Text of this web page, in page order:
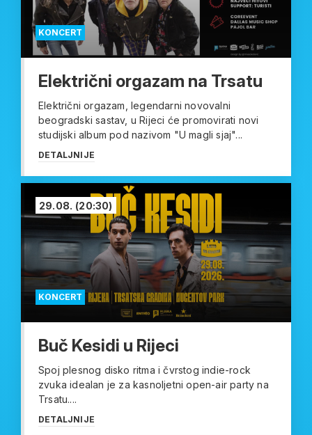
KONCERT
Električni orgazam na Trsatu
Električni orgazam, legendarni novovalni
beogradski sastav, u Rijeci će promovirati novi
studijski album pod nazivom "U magli sjaj"...
DETALJNIJE
KONCERT
29.08. (20:30)
Buč Kesidi u Rijeci
Spoj plesnog disko ritma i čvrstog indie-rock
zvuka idealan je za kasnoljetni open-air party na
Trsatu....
DETALJNIJE